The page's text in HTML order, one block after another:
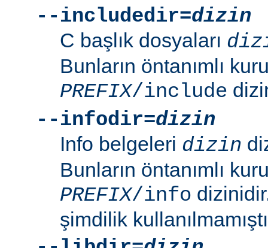
--includedir=dizin
C başlık dosyaları
Bunların öntanımlı
PREFIX/include
--infodir=dizin
Info belgeleri dizin
Bunların öntanımlı
PREFIX/info
şimdilik